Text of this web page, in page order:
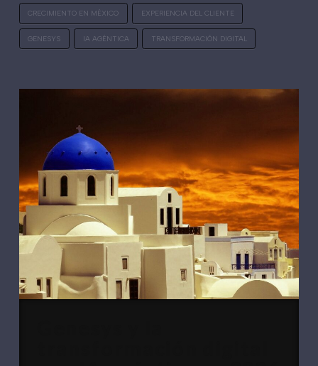
CRECIMIENTO EN MÉXICO EXPERIENCIA DEL CLIENTE
GENESYS IA AGÉNTICA TRANSFORMACIÓN DIGITAL